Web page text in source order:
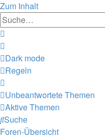
Zum Inhalt
Dark mode
Regeln
Unbeantwortete Themen
Aktive Themen
Suche
Foren-Übersicht